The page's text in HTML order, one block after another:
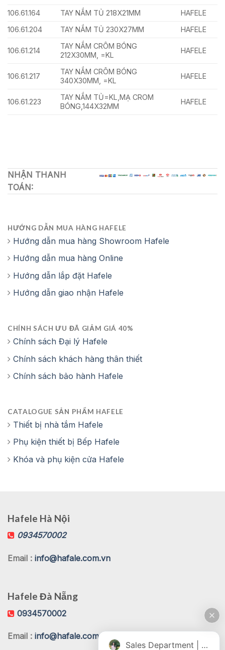
106.61.164
TAY NẮM TỦ 218X21MM
HAFELE
106.61.204
TAY NẮM TỦ 230X27MM HAFELE
106.61.214
TAY NẮM CRÔM BÓNG
212X30MM, =KL
HAFELE
106.61.217
TAY NẮM CRÔM BÓNG
340X30MM, =KL
HAFELE
106.61.223
TAY NẮM TỦ=KL,MẠ CROM
BÓNG,144X32MM
HAFELE
NHẬN THANH
TOÁN:
HƯỚNG DẪN MUA HÀNG HAFELE
Hướng dẫn mua hàng Showroom Hafele
Hướng dẫn mua hàng Online
Hướng dẫn lắp đặt Hafele
Hướng dẫn giao nhận Hafele
CHÍNH SÁCH ƯU ĐÃ GIẢM GIÁ 40%
Chính sách Đại lý Hafele
Chính sách khách hàng thân thiết
Chính sách bảo hành Hafele
CATALOGUE SẢN PHẨM HAFELE
Thiết bị nhà tắm Hafele
Phụ kiện thiết bị Bếp Hafele
Khóa và phụ kiện cửa Hafele
Hafele Hà Nội
0934570002
Email : info@hafale.com.vn
Hafele Đà Nẵng
0934570002
Email : info@hafale.com.vn
Sales Department | Chat online